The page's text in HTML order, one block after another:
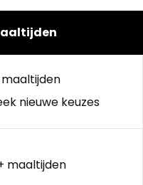
nieuwe keuzes
maaltijden